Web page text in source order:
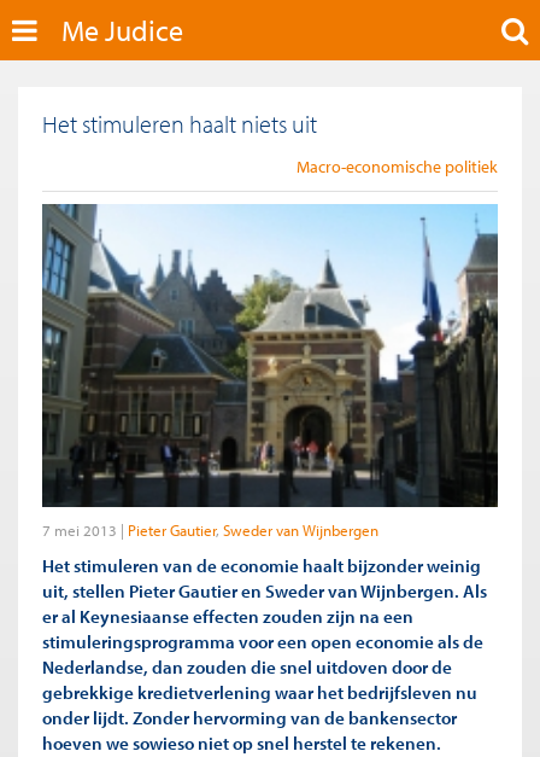
Me Judice
Het stimuleren haalt niets uit
Macro-economische politiek
7 mei 2013 Pieter Gautier Sweder van Wijnbergen
Het stimuleren van de economie haalt bijzonder weinig
uit, stellen Pieter Gautier en Sweder van Wijnbergen. Als
er al Keynesiaanse effecten zouden zijn na een
stimuleringsprogramma voor een open economie als de
Nederlandse, dan zouden die snel uitdoven door de
gebrekkige kredietverlening waar het bedrijfsleven nu
onder lijdt. Zonder hervorming van de bankensector
hoeven we sowieso niet op snel herstel te rekenen.